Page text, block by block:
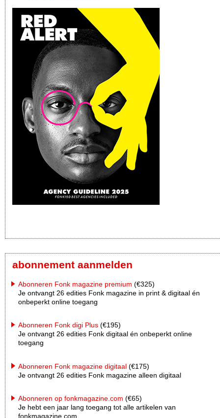
abonnement aanmelden
Abonneren Fonk magazine premium (€325)
Je ontvangt 26 edities Fonk magazine in print & digitaal én
onbeperkt online toegang
Abonneren Fonk digi Plus (€195)
Je ontvangt 26 edities Fonk digitaal én onbeperkt online
toegang
Abonneren Fonk magazine digitaal (€175)
Je ontvangt 26 edities Fonk magazine alleen digitaal
Abonneren op fonkmagazine.com (€65)
Je hebt een jaar lang toegang tot alle artikelen van
fonkmagazine.com